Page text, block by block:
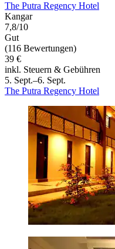
The Putra Regency Hotel
Kangar
7,8/10
Gut
(116 Bewertungen)
39 €
inkl. Steuern & Gebühren
5. Sept.–6. Sept.
The Putra Regency Hotel